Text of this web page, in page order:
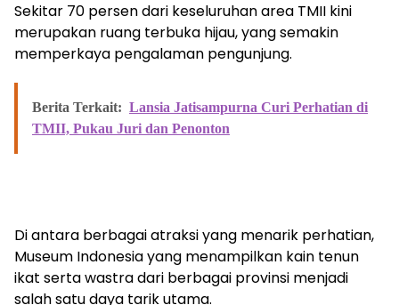
Sekitar 70 persen dari keseluruhan area TMII kini
merupakan ruang terbuka hijau, yang semakin
memperkaya pengalaman pengunjung.
Berita Terkait: Lansia Jatisampurna Curi Perhatian di
TMII, Pukau Juri dan Penonton
Di antara berbagai atraksi yang menarik perhatian,
Museum Indonesia yang menampilkan kain tenun
ikat serta wastra dari berbagai provinsi menjadi
salah satu daya tarik utama.